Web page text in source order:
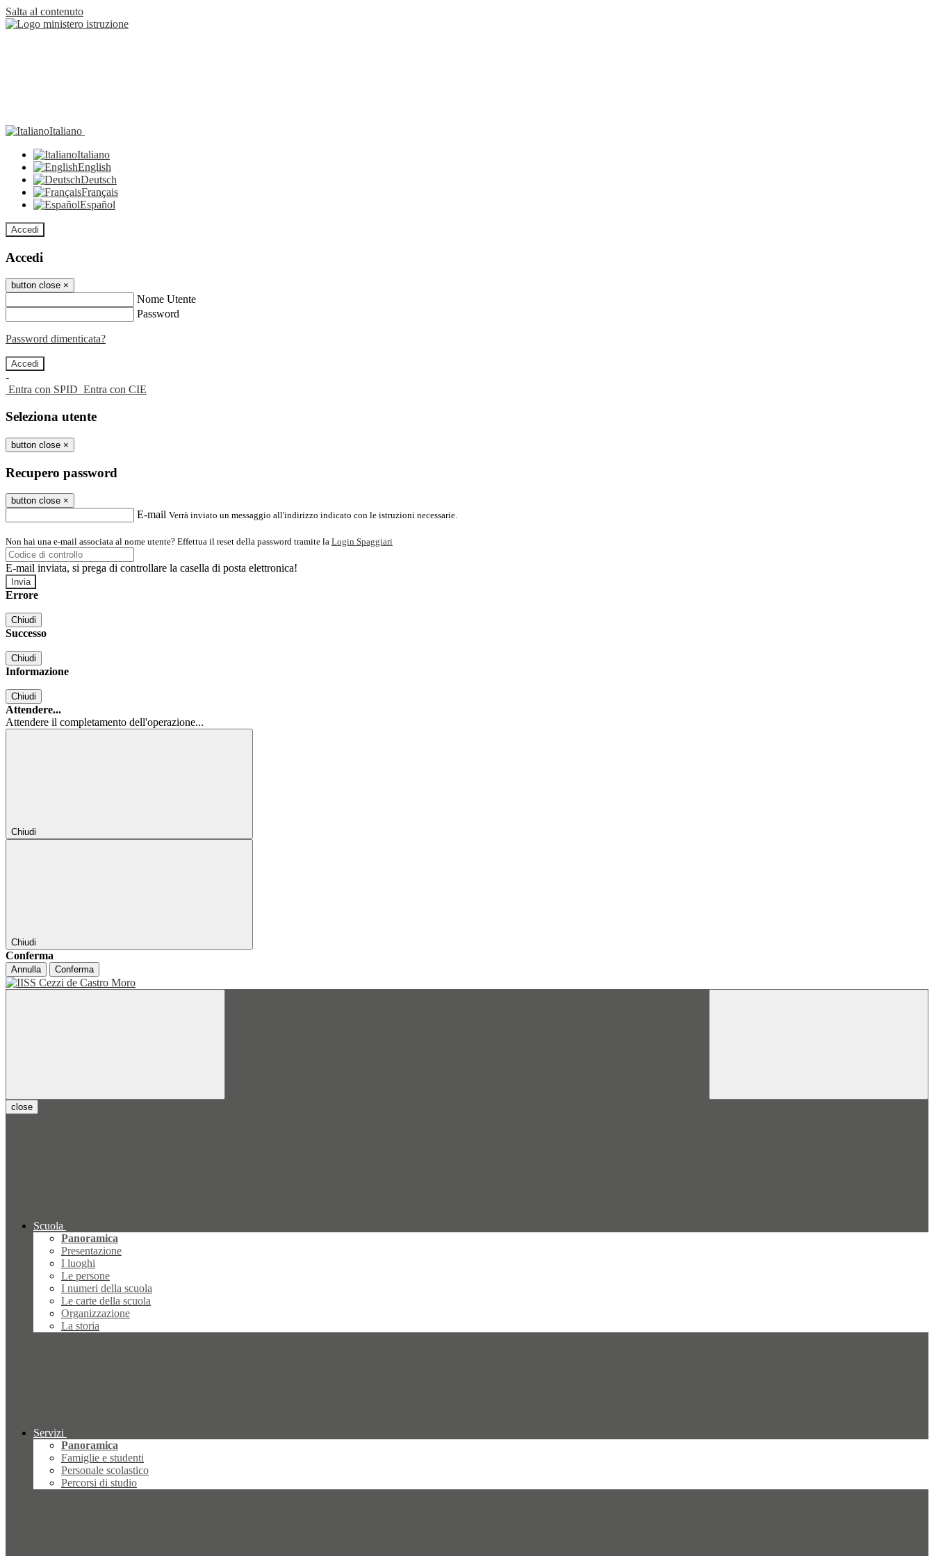
Salta al contenuto
Italiano
Italiano
English
Deutsch
Français
Español
Accedi
Accedi
button close ×
Nome Utente
Password
Password dimenticata?
-
Entra con SPID Entra con CIE
Seleziona utente
button close ×
Recupero password
button close ×
E-mail Verrà inviato un messaggio all'indirizzo indicato con le istruzioni necessarie.
Non hai una e-mail associata al nome utente? Effettua il reset della password tramite la Login Spaggiari
E-mail inviata, si prega di controllare la casella di posta elettronica!
Errore
Chiudi
Successo
Chiudi
Informazione
Chiudi
Attendere...
Attendere il completamento dell'operazione...
Chiudi
Chiudi
Conferma
Annulla Conferma
close
Scuola
Panoramica
Presentazione
I luoghi
Le persone
I numeri della scuola
Le carte della scuola
Organizzazione
La storia
Servizi
Panoramica
Famiglie e studenti
Personale scolastico
Percorsi di studio